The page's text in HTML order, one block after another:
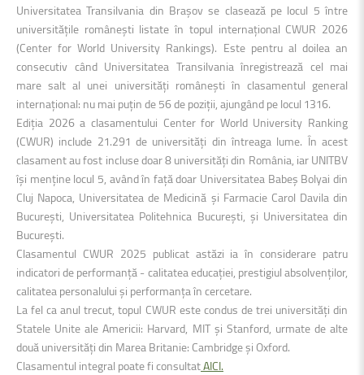
Universitatea Transilvania din Brașov se clasează pe locul 5 între
universitățile românești listate în topul internațional CWUR 2026
(Center for World University Rankings). Este pentru al doilea an
consecutiv când Universitatea Transilvania înregistrează cel mai
mare salt al unei universități românești în clasamentul general
internațional: nu mai puțin de 56 de poziții, ajungând pe locul 1316.
Ediția 2026 a clasamentului Center for World University Ranking
(CWUR) include 21.291 de universități din întreaga lume. În acest
clasament au fost incluse doar 8 universități din România, iar UNITBV
își menține locul 5, având în față doar Universitatea Babeș Bolyai din
Cluj Napoca, Universitatea de Medicină și Farmacie Carol Davila din
București, Universitatea Politehnica București, și Universitatea din
București.
Clasamentul CWUR 2025 publicat astăzi ia în considerare patru
indicatori de performanță - calitatea educației, prestigiul absolvenților,
calitatea personalului și performanța în cercetare.
La fel ca anul trecut, topul CWUR este condus de trei universități din
Statele Unite ale Americii: Harvard, MIT și Stanford, urmate de alte
două universități din Marea Britanie: Cambridge și Oxford.
Clasamentul integral poate fi consultatAICI.